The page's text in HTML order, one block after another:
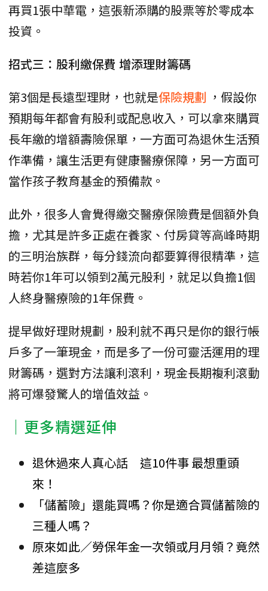
再買1張中華電，這張新添購的股票等於零成本
投資。
招式三：股利繳保費 增添理財籌碼
第3個是長遠型理財，也就是保險規劃 ，假設你
預期每年都會有股利或配息收入，可以拿來購買
長年繳的增額壽險保單，一方面可為退休生活預
作準備，讓生活更有健康醫療保障，另一方面可
當作孩子教育基金的預備款。
此外，很多人會覺得繳交醫療保險費是個額外負
擔，尤其是許多正處在養家、付房貸等高峰時期
的三明治族群，每分錢流向都要算得很精準，這
時若你1年可以領到2萬元股利，就足以負擔1個
人終身醫療險的1年保費。
提早做好理財規劃，股利就不再只是你的銀行帳
戶多了一筆現金，而是多了一份可靈活運用的理
財籌碼，選對方法讓利滾利，現金長期複利滾動
將可爆發驚人的增值效益。
｜更多精選延伸
退休過來人真心話 這10件事 最想重頭
來！
「儲蓄險」還能買嗎？你是適合買儲蓄險的
三種人嗎？
原來如此／勞保年金一次領或月月領？竟然
差這麼多